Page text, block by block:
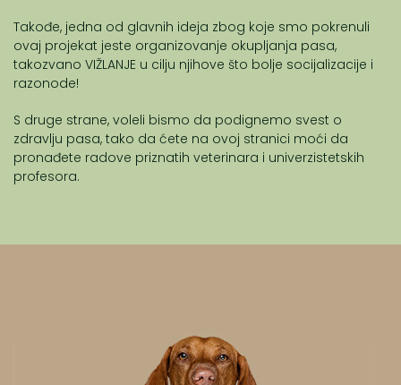
Takođe, jedna od glavnih ideja zbog koje smo pokrenuli
ovaj projekat jeste organizovanje okupljanja pasa,
takozvano VIŽLANJE u cilju njihove što bolje socijalizacije i
razonode!
S druge strane, voleli bismo da podignemo svest o
zdravlju pasa, tako da ćete na ovoj stranici moći da
pronađete radove priznatih veterinara i univerzistetskih
profesora.